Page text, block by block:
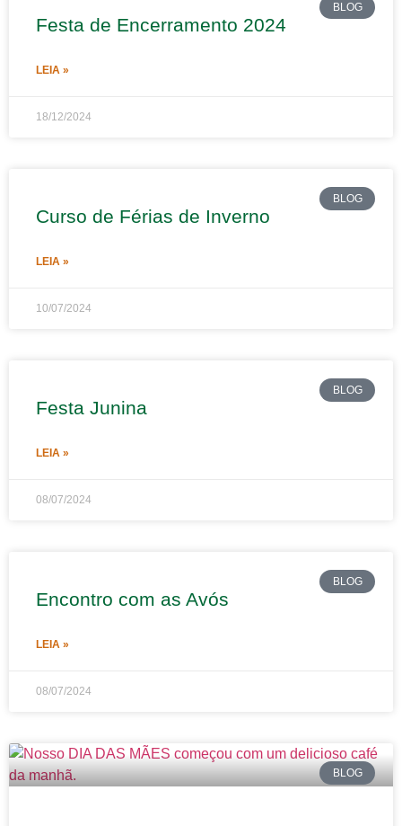
BLOG
Festa de Encerramento 2024
LEIA »
18/12/2024
BLOG
Curso de Férias de Inverno
LEIA »
10/07/2024
BLOG
Festa Junina
LEIA »
08/07/2024
BLOG
Encontro com as Avós
LEIA »
08/07/2024
BLOG